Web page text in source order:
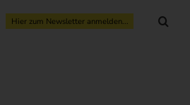
Hier zum Newsletter anmelden...